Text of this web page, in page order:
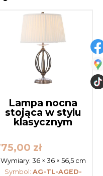
Lampa nocna
stojąca w stylu
klasycznym
zł
Wymiary: 36 × 36 × 56,5 cm
Symbol: AG-TL-AGED-